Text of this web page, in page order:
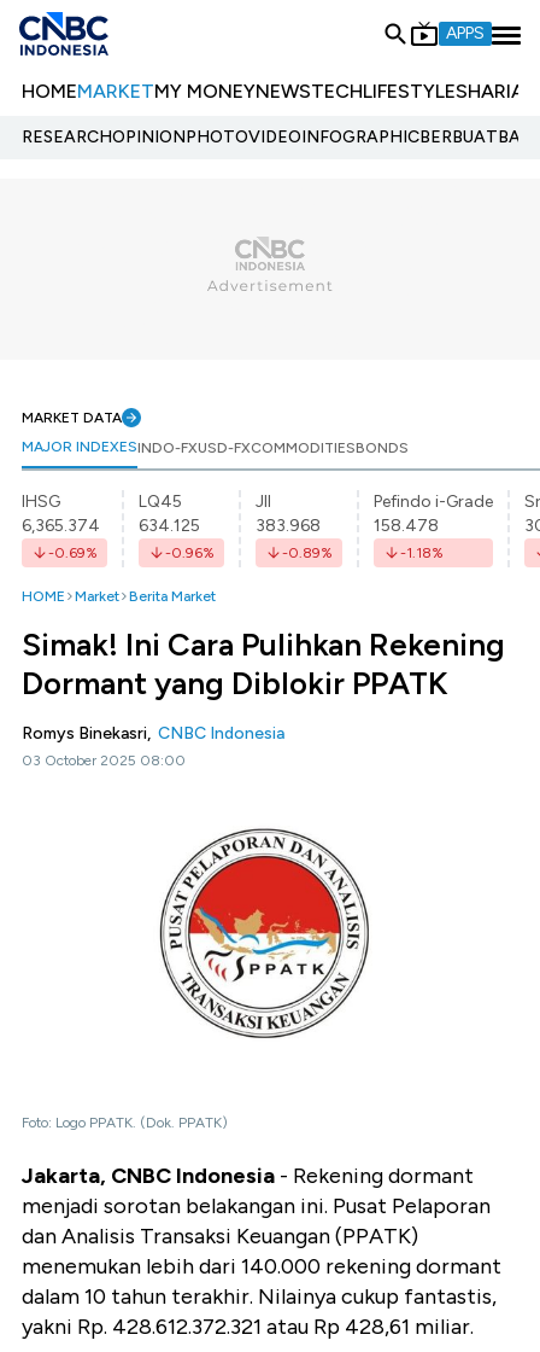
APPS
HOMEMARKETMY MONEYNEWSTECHLIFESTYLESHARIA
RESEARCHOPINIONPHOTOVIDEOINFOGRAPHIC
MARKET DATA
MAJOR INDEXESINDO-FXUSD-FXCOMMODITIESBONDS
IHSG
6,365.374
-0.69%
LQ45
634.125
-0.96%
JII
383.968
-0.89%
Pefindo i-Grade
158.478
-1.18%
HOME Market Berita Market
Simak! Ini Cara Pulihkan Rekening
Dormant yang Diblokir PPATK
Romys Binekasri, CNBC Indonesia
03 October 2025 08:00
Foto: Logo PPATK. (Dok. PPATK)
Jakarta, CNBC Indonesia - Rekening dormant
menjadi sorotan belakangan ini. Pusat Pelaporan
dan Analisis Transaksi Keuangan (PPATK)
menemukan lebih dari 140.000 rekening dormant
dalam 10 tahun terakhir. Nilainya cukup fantastis,
yakni Rp. 428.612.372.321 atau Rp 428,61 miliar.